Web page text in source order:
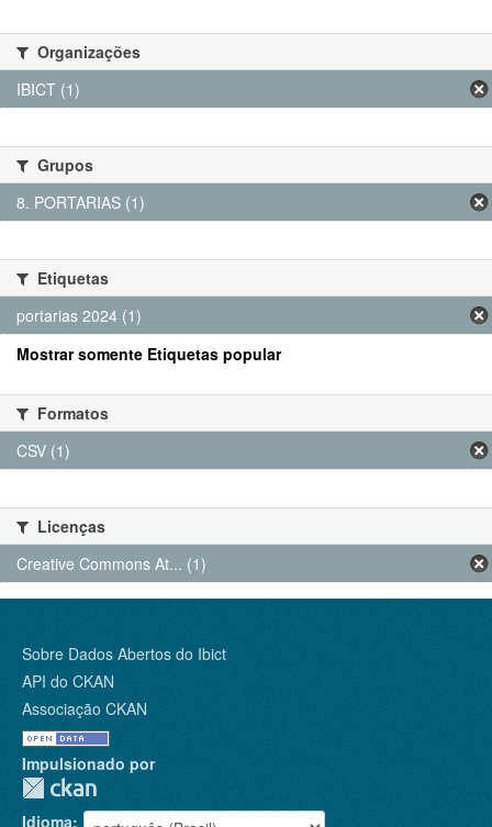
Organizações
IBICT (1)
Grupos
8. PORTARIAS (1)
Etiquetas
portarias 2024 (1)
Mostrar somente Etiquetas popular
Formatos
CSV (1)
Licenças
Creative Commons At... (1)
Sobre Dados Abertos do Ibict
API do CKAN
Associação CKAN
Impulsionado por
Idioma